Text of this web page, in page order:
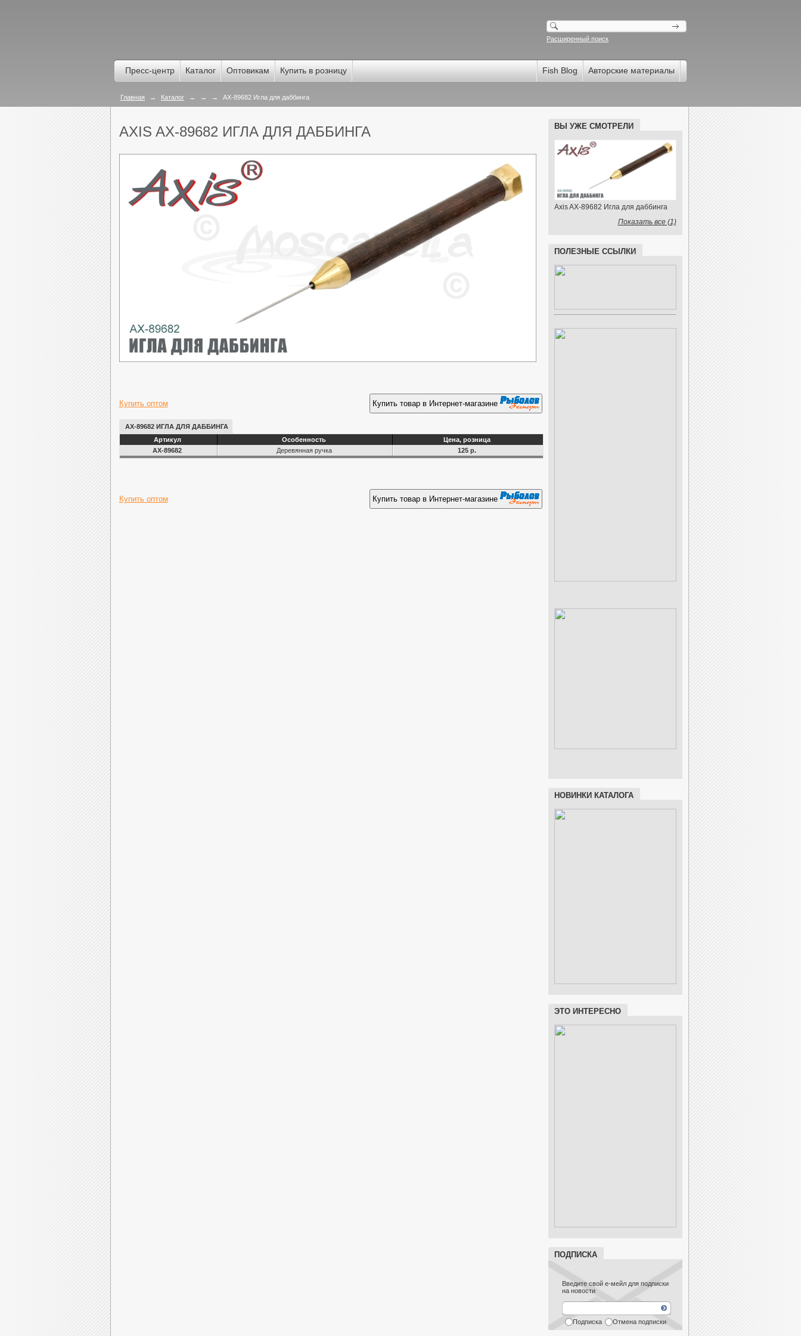
Расширенный поиск
Пресс-центр Каталог Оптовикам Купить в розницу Fish Blog Авторские материалы
Главная → Каталог → → → AX-89682 Игла для даббинга
AXIS AX-89682 ИГЛА ДЛЯ ДАББИНГА
Купить оптом Купить товар в Интернет-магазине
AX-89682 ИГЛА ДЛЯ ДАББИНГА
Артикул
Особенность
Цена, розница
AX-89682
Деревянная ручка 125 р.
Купить оптом Купить товар в Интернет-магазине
ВЫ УЖЕ СМОТРЕЛИ
Axis AX-89682 Игла для даббинга
Показать все (1)
ПОЛЕЗНЫЕ ССЫЛКИ
НОВИНКИ КАТАЛОГА
ЭТО ИНТЕРЕСНО
ПОДПИСКА
Введите свой е-мейл для подписки
на новости
Подписка Отмена подписки